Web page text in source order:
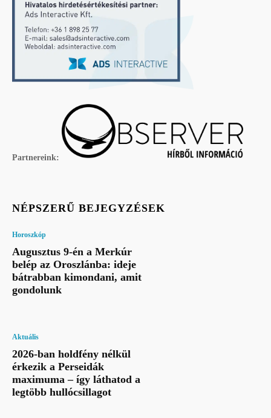
Partnereink:
NÉPSZERŰ BEJEGYZÉSEK
Horoszkóp
Augusztus 9-én a Merkúr
belép az Oroszlánba: ideje
bátrabban kimondani, amit
gondolunk
Aktuális
2026-ban holdfény nélkül
érkezik a Perseidák
maximuma – így láthatod a
legtöbb hullócsillagot